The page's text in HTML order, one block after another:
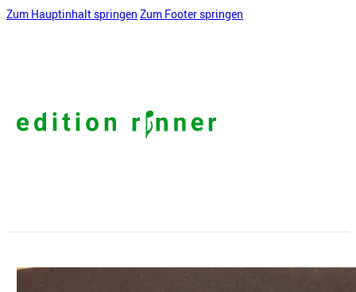
Zum Hauptinhalt springen Zum Footer springen